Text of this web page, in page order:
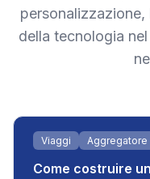
personalizzazione,
della tecnologia
Viaggi Aggregatore
Come costruire